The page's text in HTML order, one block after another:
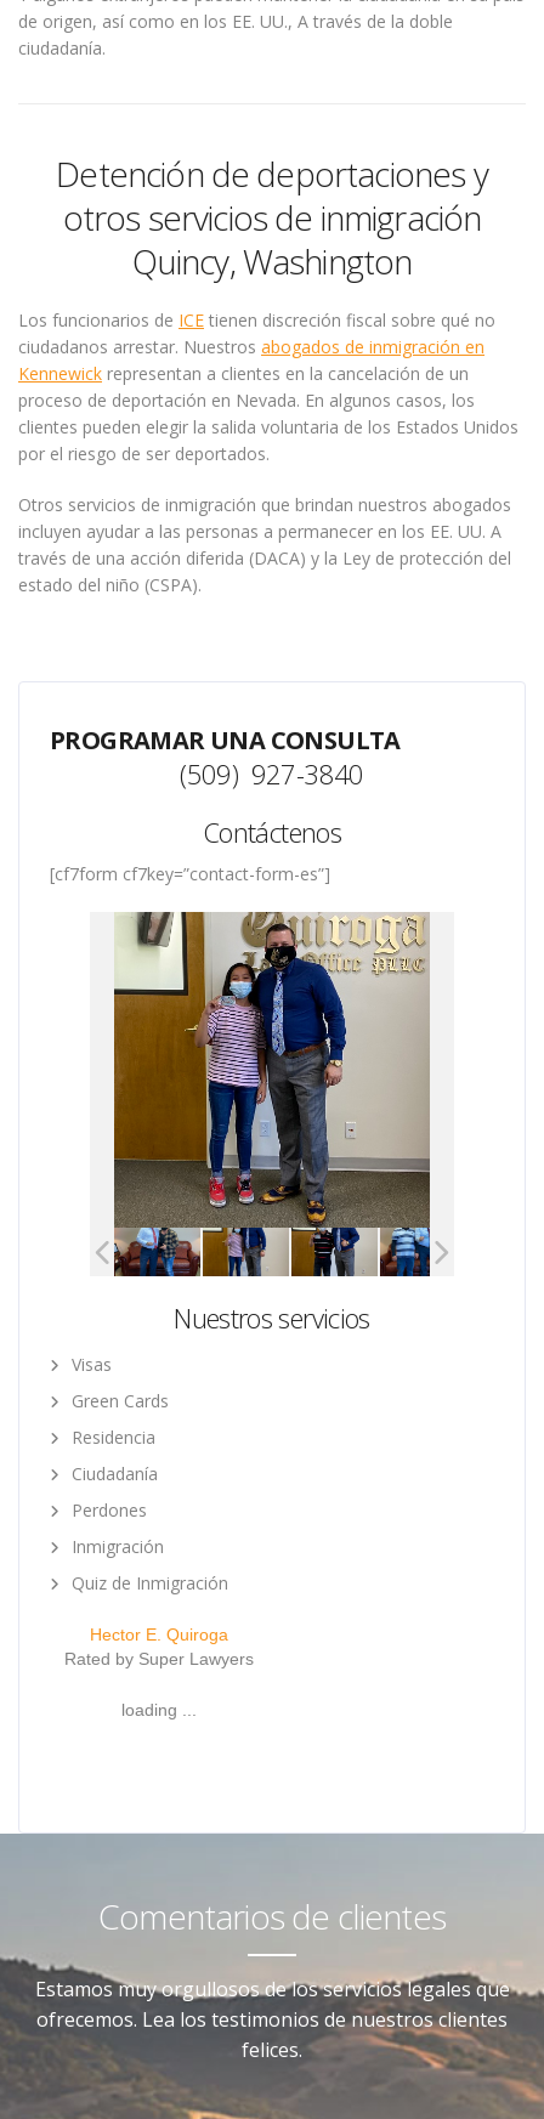
de origen, así como en los EE. UU., A través de la doble
ciudadanía.
Detención de deportaciones y
otros servicios de inmigración
Quincy, Washington
Los funcionarios de ICE tienen discreción fiscal sobre qué no
ciudadanos arrestar. Nuestros abogados de inmigración en
Kennewick representan a clientes en la cancelación de un
proceso de deportación en Nevada. En algunos casos, los
clientes pueden elegir la salida voluntaria de los Estados Unidos
por el riesgo de ser deportados.
Otros servicios de inmigración que brindan nuestros abogados
incluyen ayudar a las personas a permanecer en los EE. UU. A
través de una acción diferida (DACA) y la Ley de protección del
estado del niño (CSPA).
PROGRAMAR UNA CONSULTA
(509) 927-3840
Contáctenos
[cf7form cf7key=”contact-form-es”]
Nuestros servicios
Visas
Green Cards
Residencia
Ciudadanía
Perdones
Inmigración
Quiz de Inmigración
Hector E. Quiroga
Rated by Super Lawyers
loading ...
Comentarios de clientes
Estamos muy orgullosos de los servicios legales que
ofrecemos. Lea los testimonios de nuestros clientes
felices.